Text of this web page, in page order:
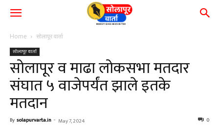
Home सोलापूर वार्ता
सोलापूर वार्ता
सोलापूर व माढा लोकसभा मतदार
संघात ५ वाजेपर्यंत झाले इतके
मतदान
By solapurvarta.in - May 7, 2024 0